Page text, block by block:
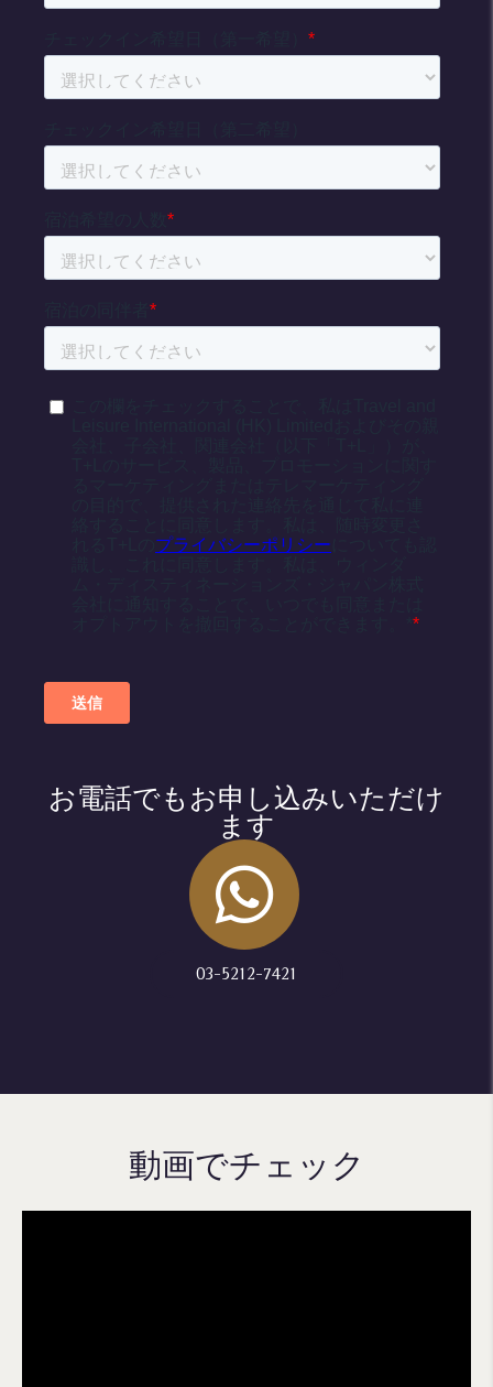
お電話でもお申し込みいただけ
ます
03-5212-7421
動画でチェック